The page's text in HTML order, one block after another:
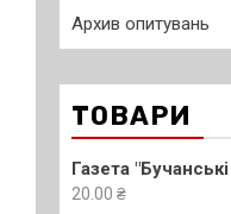
Архив опитувань
ТОВАРИ
Газета
20.00 ₴